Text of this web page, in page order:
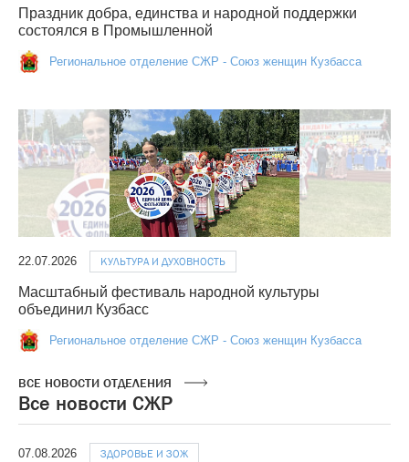
Праздник добра, единства и народной поддержки
состоялся в Промышленной
Региональное отделение СЖР - Союз женщин Кузбасса
22.07.2026 КУЛЬТУРА И ДУХОВНОСТЬ
Масштабный фестиваль народной культуры
объединил Кузбасс
Региональное отделение СЖР - Союз женщин Кузбасса
ВСЕ НОВОСТИ ОТДЕЛЕНИЯ
Все новости СЖР
07.08.2026 ЗДОРОВЬЕ И ЗОЖ